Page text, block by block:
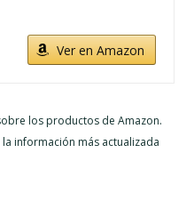
Ver en Amazon
los productos de Amazon.
información más actualizada